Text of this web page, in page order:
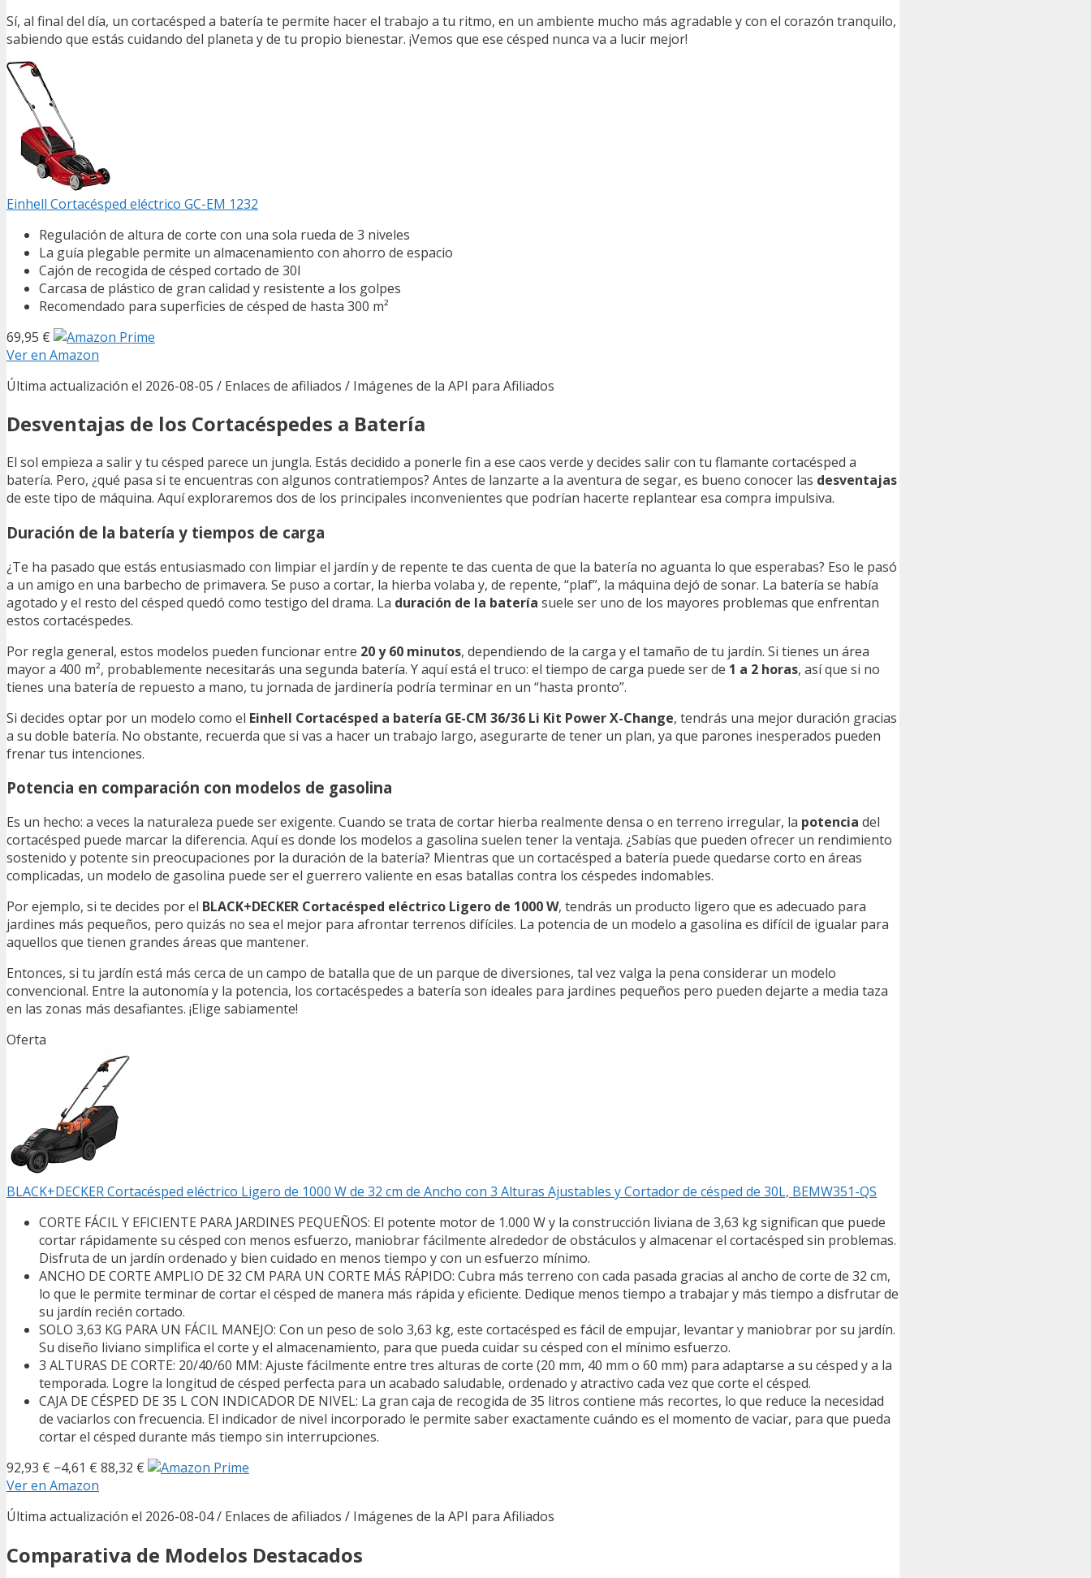
Sí, al final del día, un cortacésped a batería te permite hacer el trabajo a tu ritmo, en un ambiente mucho más agradable y con el corazón tranquilo,
sabiendo que estás cuidando del planeta y de tu propio bienestar. ¡Vemos que ese césped nunca va a lucir mejor!
Einhell Cortacésped eléctrico GC-EM 1232
Regulación de altura de corte con una sola rueda de 3 niveles
La guía plegable permite un almacenamiento con ahorro de espacio
Cajón de recogida de césped cortado de 30l
Carcasa de plástico de gran calidad y resistente a los golpes
Recomendado para superficies de césped de hasta 300 m²
69,95 €
Ver en Amazon
Última actualización el 2026-08-05 / Enlaces de afiliados / Imágenes de la API para Afiliados
Desventajas de los Cortacéspedes a Batería
El sol empieza a salir y tu césped parece un jungla. Estás decidido a ponerle fin a ese caos verde y decides salir con tu flamante cortacésped a
batería. Pero, ¿qué pasa si te encuentras con algunos contratiempos? Antes de lanzarte a la aventura de segar, es bueno conocer las desventajas
de este tipo de máquina. Aquí exploraremos dos de los principales inconvenientes que podrían hacerte replantear esa compra impulsiva.
Duración de la batería y tiempos de carga
¿Te ha pasado que estás entusiasmado con limpiar el jardín y de repente te das cuenta de que la batería no aguanta lo que esperabas? Eso le pasó
a un amigo en una barbecho de primavera. Se puso a cortar, la hierba volaba y, de repente, “plaf”, la máquina dejó de sonar. La batería se había
agotado y el resto del césped quedó como testigo del drama. La duración de la batería suele ser uno de los mayores problemas que enfrentan
estos cortacéspedes.
Por regla general, estos modelos pueden funcionar entre 20 y 60 minutos, dependiendo de la carga y el tamaño de tu jardín. Si tienes un área
mayor a 400 m², probablemente necesitarás una segunda batería. Y aquí está el truco: el tiempo de carga puede ser de 1 a 2 horas, así que si no
tienes una batería de repuesto a mano, tu jornada de jardinería podría terminar en un “hasta pronto”.
Si decides optar por un modelo como el Einhell Cortacésped a batería GE-CM 36/36 Li Kit Power X-Change, tendrás una mejor duración gracias
a su doble batería. No obstante, recuerda que si vas a hacer un trabajo largo, asegurarte de tener un plan, ya que parones inesperados pueden
frenar tus intenciones.
Potencia en comparación con modelos de gasolina
Es un hecho: a veces la naturaleza puede ser exigente. Cuando se trata de cortar hierba realmente densa o en terreno irregular, la potencia del
cortacésped puede marcar la diferencia. Aquí es donde los modelos a gasolina suelen tener la ventaja. ¿Sabías que pueden ofrecer un rendimiento
sostenido y potente sin preocupaciones por la duración de la batería? Mientras que un cortacésped a batería puede quedarse corto en áreas
complicadas, un modelo de gasolina puede ser el guerrero valiente en esas batallas contra los céspedes indomables.
Por ejemplo, si te decides por el BLACK+DECKER Cortacésped eléctrico Ligero de 1000 W, tendrás un producto ligero que es adecuado para
jardines más pequeños, pero quizás no sea el mejor para afrontar terrenos difíciles. La potencia de un modelo a gasolina es difícil de igualar para
aquellos que tienen grandes áreas que mantener.
Entonces, si tu jardín está más cerca de un campo de batalla que de un parque de diversiones, tal vez valga la pena considerar un modelo
convencional. Entre la autonomía y la potencia, los cortacéspedes a batería son ideales para jardines pequeños pero pueden dejarte a media taza
en las zonas más desafiantes. ¡Elige sabiamente!
Oferta
BLACK+DECKER Cortacésped eléctrico Ligero de 1000 W de 32 cm de Ancho con 3 Alturas Ajustables y Cortador de césped de 30L, BEMW351-QS
CORTE FÁCIL Y EFICIENTE PARA JARDINES PEQUEÑOS: El potente motor de 1.000 W y la construcción liviana de 3,63 kg significan que puede
cortar rápidamente su césped con menos esfuerzo, maniobrar fácilmente alrededor de obstáculos y almacenar el cortacésped sin problemas.
Disfruta de un jardín ordenado y bien cuidado en menos tiempo y con un esfuerzo mínimo.
ANCHO DE CORTE AMPLIO DE 32 CM PARA UN CORTE MÁS RÁPIDO: Cubra más terreno con cada pasada gracias al ancho de corte de 32 cm,
lo que le permite terminar de cortar el césped de manera más rápida y eficiente. Dedique menos tiempo a trabajar y más tiempo a disfrutar de
su jardín recién cortado.
SOLO 3,63 KG PARA UN FÁCIL MANEJO: Con un peso de solo 3,63 kg, este cortacésped es fácil de empujar, levantar y maniobrar por su jardín.
Su diseño liviano simplifica el corte y el almacenamiento, para que pueda cuidar su césped con el mínimo esfuerzo.
3 ALTURAS DE CORTE: 20/40/60 MM: Ajuste fácilmente entre tres alturas de corte (20 mm, 40 mm o 60 mm) para adaptarse a su césped y a la
temporada. Logre la longitud de césped perfecta para un acabado saludable, ordenado y atractivo cada vez que corte el césped.
CAJA DE CÉSPED DE 35 L CON INDICADOR DE NIVEL: La gran caja de recogida de 35 litros contiene más recortes, lo que reduce la necesidad
de vaciarlos con frecuencia. El indicador de nivel incorporado le permite saber exactamente cuándo es el momento de vaciar, para que pueda
cortar el césped durante más tiempo sin interrupciones.
92,93 € −4,61 € 88,32 €
Ver en Amazon
Última actualización el 2026-08-04 / Enlaces de afiliados / Imágenes de la API para Afiliados
Comparativa de Modelos Destacados